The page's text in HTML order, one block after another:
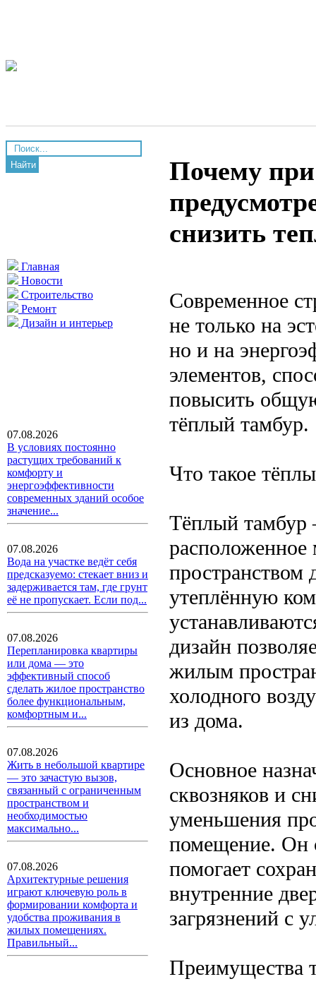
Найти
Главная
Новости
Строительство
Ремонт
Дизайн и интерьер
07.08.2026
В условиях постоянно
растущих требований к
комфорту и
энергоэффективности
современных зданий особое
значение...
07.08.2026
Вода на участке ведёт себя
предсказуемо: стекает вниз и
задерживается там, где грунт
её не пропускает. Если под...
07.08.2026
Перепланировка квартиры
или дома — это
эффективный способ
сделать жилое пространство
более функциональным,
комфортным и...
07.08.2026
Жить в небольшой квартире
— это зачастую вызов,
связанный с ограниченным
пространством и
необходимостью
максимально...
07.08.2026
Архитектурные решения
играют ключевую роль в
формировании комфорта и
удобства проживания в
жилых помещениях.
Правильный...
Почему при
снизить
Современное
не только на
но и на
элементов,
повысить
тёплый тамбур.
Что такое
Тёплый
пространством
утеплённую
дизайн
жилым
холодного
из дома.
Основное
сквозняков и
уменьшения
помещение. Он
помогает
внутренние
загрязнений с
Преимущества